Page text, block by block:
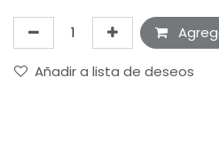
Añadir a lista de deseos